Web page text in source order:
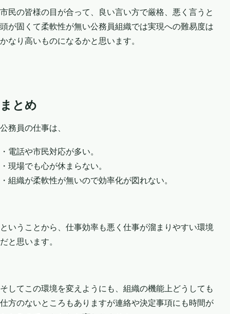
市民の皆様の目が合って、良い言い方で厳格、悪く言うと
頭が固くて柔軟性が無い公務員組織では実現への難易度は
かなり高いものになるかと思います。
まとめ
公務員の仕事は、
・電話や市民対応が多い。
・現場でも心が休まらない。
・組織が柔軟性が無いので効率化が図れない。
ということから、仕事効率も悪く仕事が溜まりやすい環境
だと思います。
そしてこの環境を変えようにも、組織の機能上どうしても
仕方のないところもありますが連絡や決定事項にも時間が